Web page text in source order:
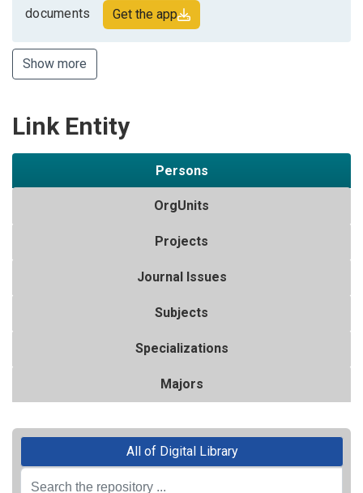
documents
Get the app
Show more
Link Entity
Persons
OrgUnits
Projects
Journal Issues
Subjects
Specializations
Majors
All of Digital Library